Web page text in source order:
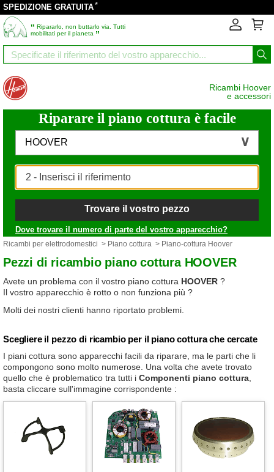
SPEDIZIONE GRATUITA*
‟ Ripararlo, non buttarlo via. Tutti
mobilitati per il pianeta ”
Ricambi Hoover
e accessori
Riparare il piano cottura è facile
HOOVER
Trovare il vostro pezzo
Dove trovare il numero di parte del vostro apparecchio?
Ricambi per elettrodomestici > Piano cottura > Piano-cottura Hoover
Pezzi di ricambio piano cottura HOOVER
Avete un problema con il vostro piano cottura HOOVER ?
Il vostro apparecchio è rotto o non funziona più ?
Molti dei nostri clienti hanno riportato problemi.
Scegliere il pezzo di ricambio per il piano cottura che cercate
I piani cottura sono apparecchi facili da riparare, ma le parti che li
compongono sono molto numerose. Una volta che avete trovato
quello che è problematico tra tutti i Componenti piano cottura
basta cliccare sull'immagine corrispondente :